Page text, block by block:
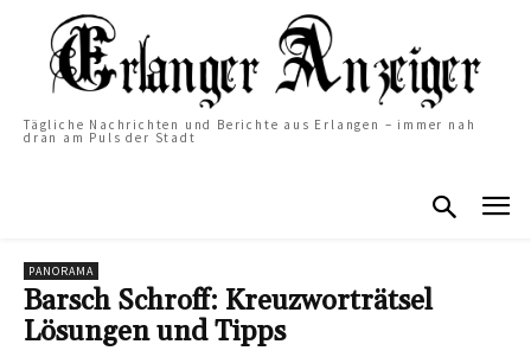
Tägliche Nachrichten und Berichte aus Erlangen – immer nah
dran am Puls der Stadt
PANORAMA
Barsch Schroff: Kreuzworträtsel
Lösungen und Tipps